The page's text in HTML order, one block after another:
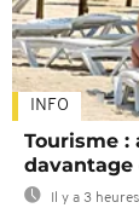
INFO
Tourisme :
davantage
Il y a 3 heures